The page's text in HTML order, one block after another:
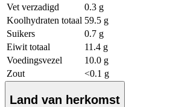
Vet verzadigd
0.3 g
Koolhydraten totaal 59.5 g
Suikers
0.7 g
Eiwit totaal
11.4 g
Voedingsvezel
10.0 g
Zout
<0.1 g
Land van herkomst